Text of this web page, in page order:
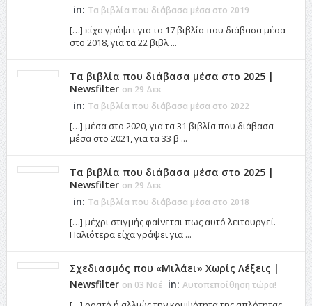
in: Τα βιβλία που διάβασα μέσα στο 2019
[…] είχα γράψει για τα 17 βιβλία που διάβασα μέσα
στο 2018, για τα 22 βιβλ ...
Τα βιβλία που διάβασα μέσα στο 2025 |
Newsfilter on 29 Δεκ
in: Τα βιβλία που διάβασα μέσα στο 2022
[…] μέσα στο 2020, για τα 31 βιβλία που διάβασα
μέσα στο 2021, για τα 33 β ...
Τα βιβλία που διάβασα μέσα στο 2025 |
Newsfilter on 29 Δεκ
in: Τα βιβλία που διάβασα μέσα στο 2018
[…] μέχρι στιγμής φαίνεται πως αυτό λειτουργεί.
Παλιότερα είχα γράψει για ...
Σχεδιασμός που «Μιλάει» Χωρίς Λέξεις |
Newsfilter on 03 Νοέ in: Αυτοπεποίθηση τώρα!